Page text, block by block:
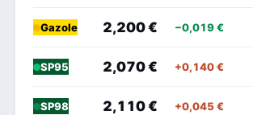
Gazole 2,200 € −0,019 €
SP95 2,070 € +0,140 €
SP98 2,110 € +0,045 €